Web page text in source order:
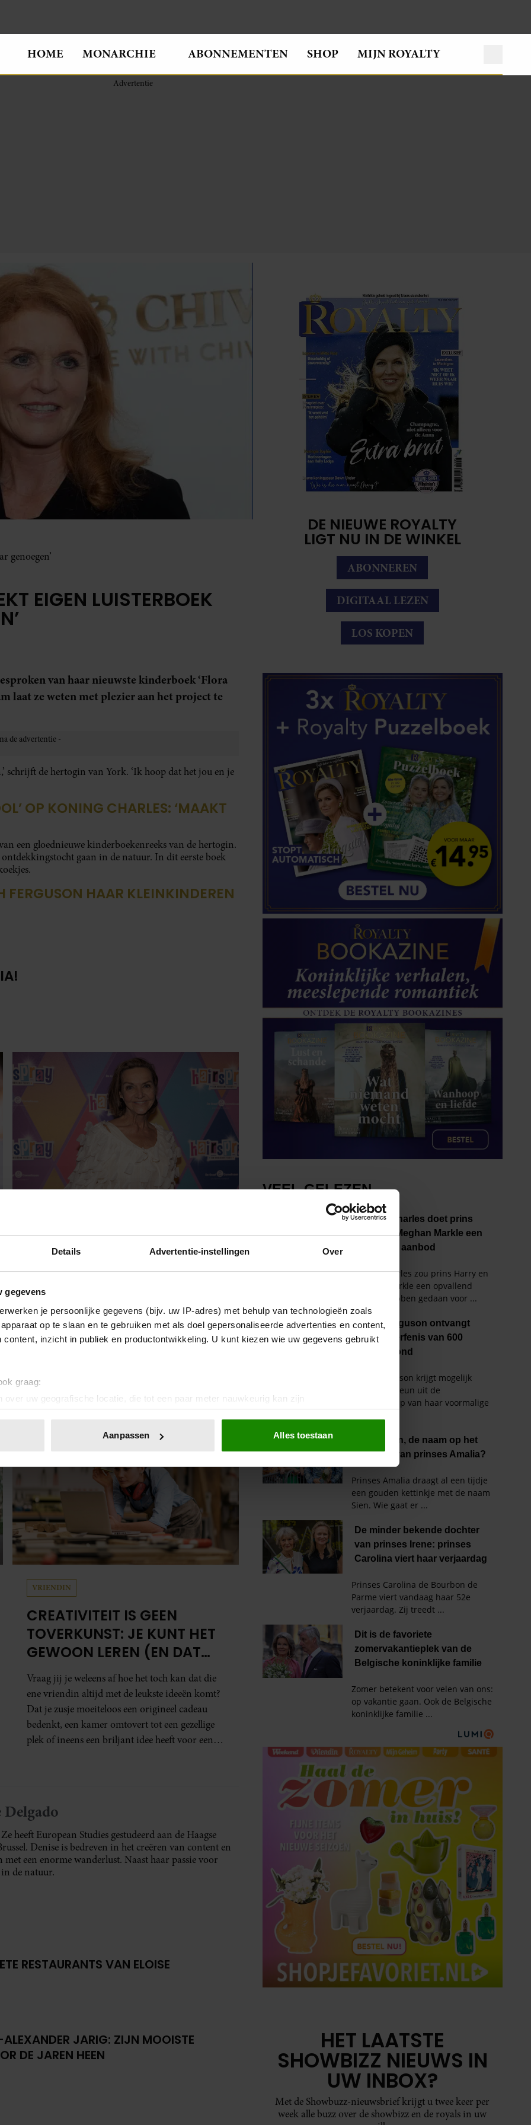
Details Advertentie-instellingen Over
gegevens
je persoonlijke gegevens (bijv. uw IP-adres) met behulp van technologieën zoals
op te slaan en te gebruiken met als doel gepersonaliseerde advertenties en content,
content, inzicht in publiek en productontwikkeling. U kunt kiezen wie uw gegevens gebruikt
graag:
over uw geografische locatie, die tot een paar meter nauwkeurig kan zijn
door het actief te scannen op specifieke eigenschappen (fingerprinting)
of intrekken in de Cookieverklaring.
en advertenties te personaliseren, om functies voor social media te bieden en om ons
Ook delen we informatie over uw gebruik van onze site met onze partners voor social
Deze partners kunnen deze gegevens combineren met andere informatie die u aan ze heeft
op basis van uw gebruik van hun services. U gaat akkoord met onze cookies als u
Aanpassen Alles toestaan
HOME MONARCHIE ABONNEMENTEN SHOP MIJN ROYALTY
genoegen’
EIGEN LUISTERBOEK
van haar nieuwste kinderboek ‘Flora
laat ze weten met plezier aan het project te
schrijft de hertogin van York. ‘Ik hoop dat het jou en je
OP KONING CHARLES: ‘MAAKT
een gloednieuwe kinderboekenreeks van de hertogin.
gaan in de natuur. In dit eerste boek
FERGUSON HAAR KLEINKINDEREN
MARISKA VAN KOLCK LAAT
BLOKKADE LOS: ‘IK STA
WEER OPEN’
Mariska van Kolck is al drie jaar vrijgezel.
Lange tijd had ze geen ruimte om iemand beter
te leren kennen, vertelt ze deze week in
een interessante man ontmoet, zou ik dat heel
leuk vinden.”
VRIENDIN
CREATIVITEIT IS GEEN
TOVERKUNST: JE KUNT HET
GEWOON LEREN (EN DAT
DOE JE ZO)
Vraag jij je weleens af hoe het toch kan dat die
ene vriendin altijd met de leukste ideeën komt?
Dat je zusje moeiteloos een origineel cadeau
bedenkt, een kamer omtovert tot een gezellige
plek of ineens een briljant idee heeft voor een
Delgado
heeft European Studies gestudeerd aan de Haagse
Denise is bedreven in het creëren van content en
een enorme wanderlust. Naast haar passie voor
de natuur.
RESTAURANTS VAN ELOISE
JARIG: ZIJN MOOISTE
DE JAREN HEEN
DE NIEUWE ROYALTY
LIGT NU IN DE WINKEL
ABONNEREN
DIGITAAL LEZEN
LOS KOPEN
HET LAATSTE
SHOWBIZZ NIEUWS IN
UW INBOX?
Met de Showbuzz-nieuwsbrief krijgt u twee keer per
week alle buzz over de showbizz en de royals in uw